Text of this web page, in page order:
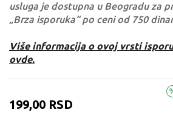
usluga je dostupna u Beogradu za
„Brza isporuka“ po ceni od 750
Više informacija o ovoj vrsti
ovde.
199,00 RSD